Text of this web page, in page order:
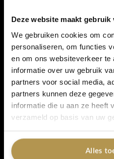
Deze website maakt gebruik
We gebruiken cookies om
personaliseren, om functies
en om ons websiteverkeer
informatie over uw gebruik
partners voor social media,
partners kunnen deze
informatie die u aan ze heeft
verzameld op basis van uw
Alles
gezet.
De Kiss Proof Lip Crèmes
verkrijgbaar in maar liefst 15
Kiss Proof Lip creme is een
formule is eenvoudig en soepel
Wij raden aan om een ​​dunne
primers of lippotloden eronder
fixatie kan verminderen.
5%
Ja,